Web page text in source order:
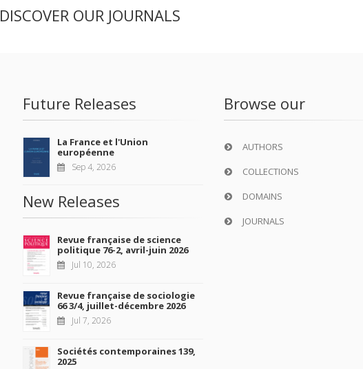
DISCOVER OUR JOURNALS
Future Releases
La France et l'Union
européenne
Sep 4, 2026
New Releases
Revue française de science
politique 76-2, avril-juin 2026
Jul 10, 2026
Revue française de sociologie
66 3/4, juillet-décembre 2026
Jul 7, 2026
Sociétés contemporaines 139,
2025
Browse our
AUTHORS
COLLECTIONS
DOMAINS
JOURNALS